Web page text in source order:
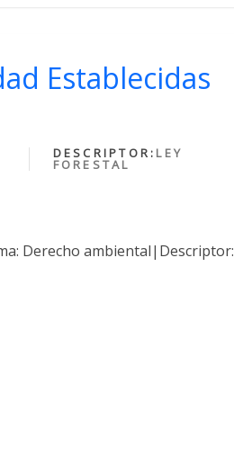
Establecidas
DESCRIPTOR: LEY
FORESTAL
Derecho ambiental|Descriptor: